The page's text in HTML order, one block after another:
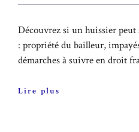
Découvrez si un huissier
: propriété du bailleur,
démarches à suivre en droit
Lire plus